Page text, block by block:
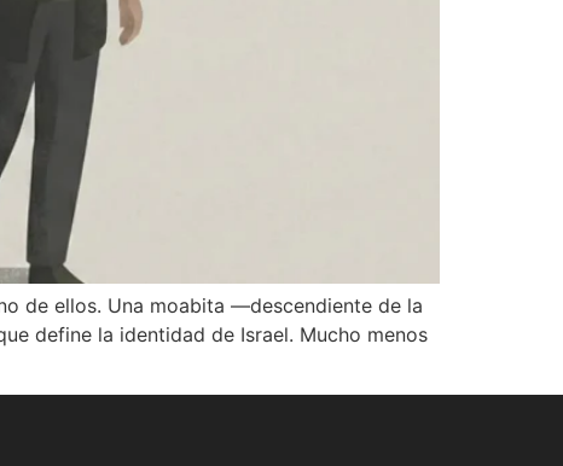
de ellos. Una moabita —descendiente de la
define la identidad de Israel. Mucho menos